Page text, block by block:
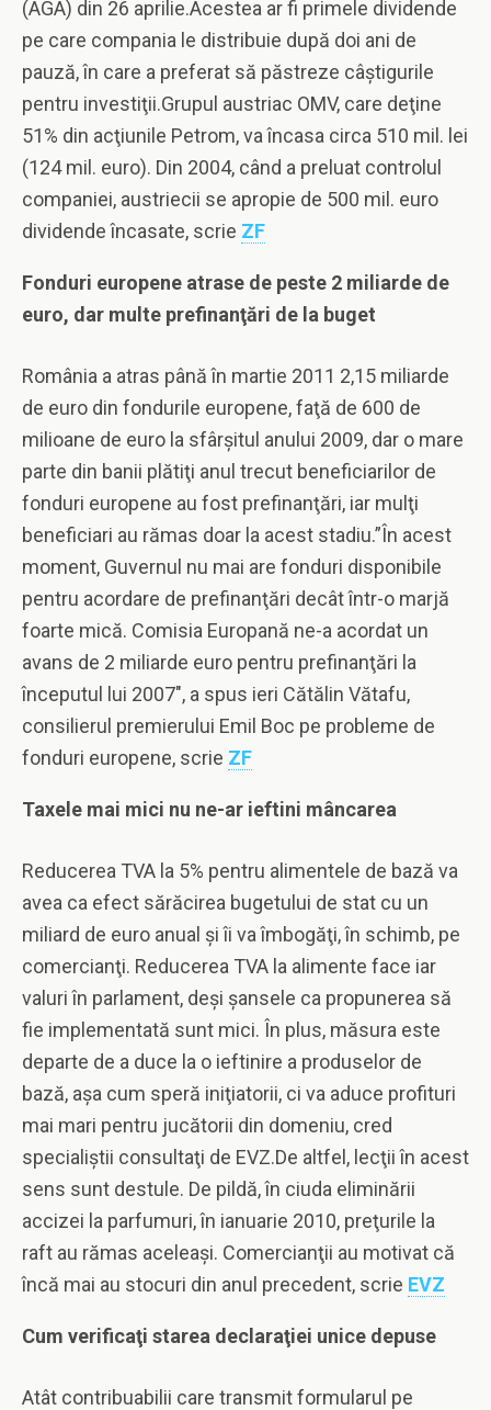
(AGA) din 26 aprilie.Acestea ar fi primele dividende
pe care compania le distribuie după doi ani de
pauză, în care a preferat să păstreze câştigurile
pentru investiţii.Grupul austriac OMV, care deţine
51% din acţiunile Petrom, va încasa circa 510 mil. lei
(124 mil. euro). Din 2004, când a preluat controlul
companiei, austriecii se apropie de 500 mil. euro
dividende încasate, scrie ZF
Fonduri europene atrase de peste 2 miliarde de
euro, dar multe prefinanţări de la buget
România a atras până în martie 2011 2,15 miliarde
de euro din fondurile europene, faţă de 600 de
milioane de euro la sfârşitul anului 2009, dar o mare
parte din banii plătiţi anul trecut beneficiarilor de
fonduri europene au fost prefinanţări, iar mulţi
beneficiari au rămas doar la acest stadiu.”În acest
moment, Guvernul nu mai are fonduri disponibile
pentru acordare de prefinanţări decât într-o marjă
foarte mică. Comisia Europană ne-a acordat un
avans de 2 miliarde euro pentru prefinanţări la
începutul lui 2007″, a spus ieri Cătălin Vătafu,
consilierul premierului Emil Boc pe probleme de
fonduri europene, scrie ZF
Taxele mai mici nu ne-ar ieftini mâncarea
Reducerea TVA la 5% pentru alimentele de bază va
avea ca efect sărăcirea bugetului de stat cu un
miliard de euro anual şi îi va îmbogăţi, în schimb, pe
comercianţi. Reducerea TVA la alimente face iar
valuri în parlament, deşi şansele ca propunerea să
fie implementată sunt mici. În plus, măsura este
departe de a duce la o ieftinire a produselor de
bază, aşa cum speră iniţiatorii, ci va aduce profituri
mai mari pentru jucătorii din domeniu, cred
specialiştii consultaţi de EVZ.De altfel, lecţii în acest
sens sunt destule. De pildă, în ciuda eliminării
accizei la parfumuri, în ianuarie 2010, preţurile la
raft au rămas aceleaşi. Comercianţii au motivat că
încă mai au stocuri din anul precedent, scrie EVZ
Cum verificaţi starea declaraţiei unice depuse
Atât contribuabilii care transmit formularul pe